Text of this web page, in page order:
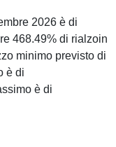
2026 è di
468.49% di rialzoin
minimo previsto di
è di
è di